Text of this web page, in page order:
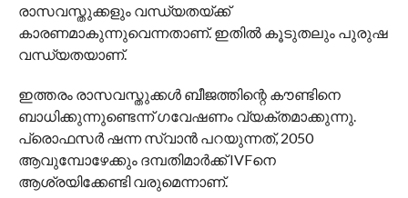
രാസവസ്തുക്കളും വന്ധ്യതയ്ക്ക്
കാരണമാകുന്നുവെന്നതാണ്. ഇതില്‍ കൂടുതലും പുരുഷ
വന്ധ്യതയാണ്.
ഇത്തരം രാസവസ്തുക്കൾ ബീജത്തിന്റെ കൗണ്ടിനെ
ബാധിക്കുന്നുണ്ടെന്ന് ഗവേഷണം വ്യക്തമാക്കുന്നു.
പ്രൊഫസർ ഷന്ന സ്വാൻ പറയുന്നത്, 2050
ആവുമ്പോഴേക്കും ദമ്പതിമാർക്ക് IVFനെ
ആശ്രയിക്കേണ്ടി വരുമെന്നാണ്.